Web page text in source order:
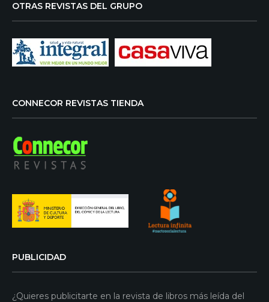
OTRAS REVISTAS DEL GRUPO
CONNECOR REVISTAS TIENDA
PUBLICIDAD
¿Quieres publicitarte en la revista de libros más leída del